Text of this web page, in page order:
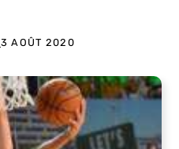
3 AOÛT 2020